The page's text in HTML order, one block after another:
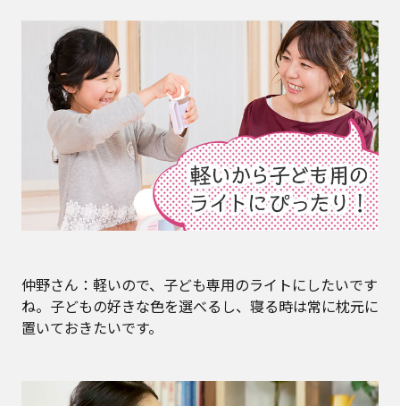
仲野さん：軽いので、子ども専用のライトにしたいです
ね。子どもの好きな色を選べるし、寝る時は常に枕元に
置いておきたいです。